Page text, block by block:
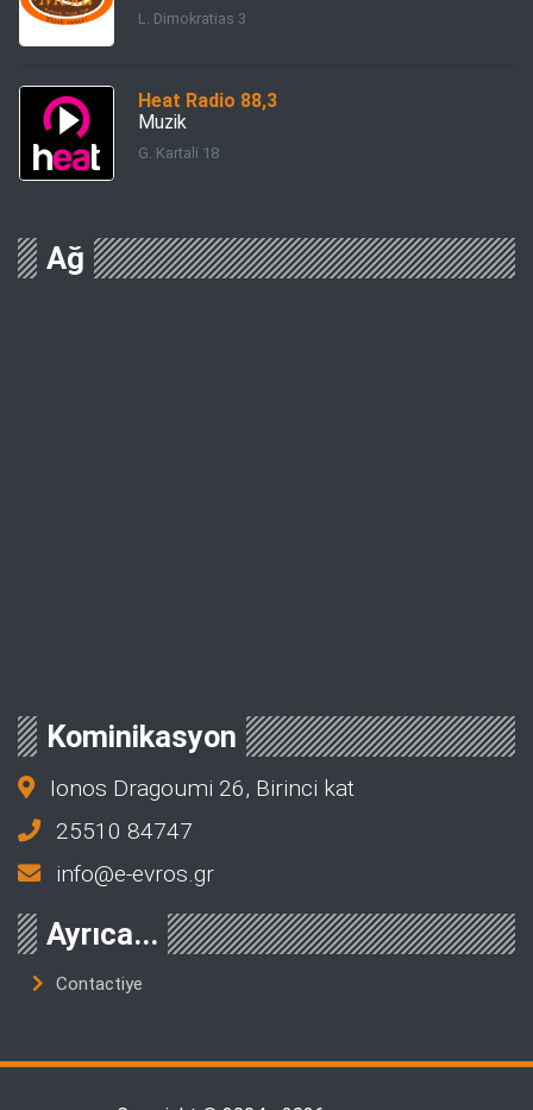
L. Dimokratias 3
Heat Radio 88,3
Muzik
G. Kartali 18
Ağ
Kominikasyon
Ionos Dragoumi 26, Birinci kat
25510 84747
info@e-evros.gr
Ayrıca...
Contactiye